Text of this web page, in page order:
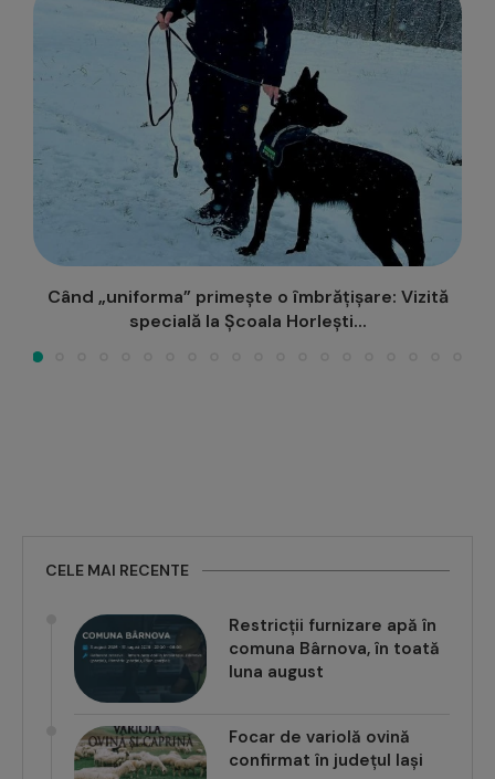
Vivaldi și Ceaikovski în Concertul simfonic al
Filarmonicii Iași din...
CELE MAI RECENTE
Restricții furnizare apă în
comuna Bârnova, în toată
luna august
Focar de variolă ovină
confirmat în județul Iași